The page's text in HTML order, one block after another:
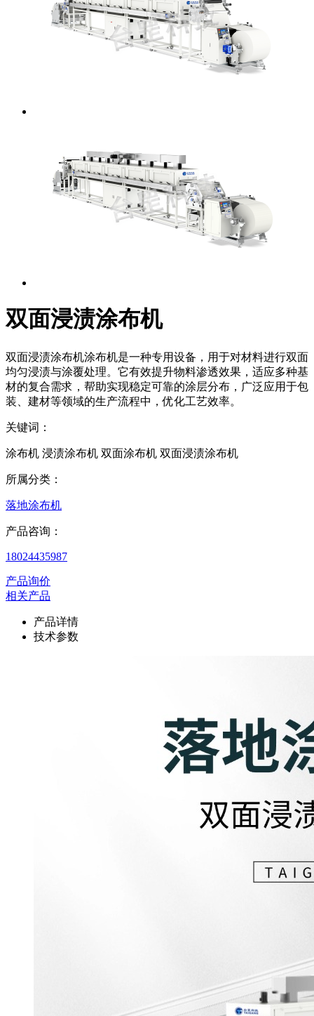
双面浸渍涂布机
双面浸渍涂布机涂布机是一种专用设备，用于对材料进行双面
均匀浸渍与涂覆处理。它有效提升物料渗透效果，适应多种基
材的复合需求，帮助实现稳定可靠的涂层分布，广泛应用于包
装、建材等领域的生产流程中，优化工艺效率。
关键词：
涂布机 浸渍涂布机 双面涂布机 双面浸渍涂布机
所属分类：
落地涂布机
产品咨询：
18024435987
产品询价
相关产品
产品详情
技术参数